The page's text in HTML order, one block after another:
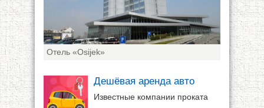
Отель «Osijek»
Дешёвая аренда авто
Известные компании проката